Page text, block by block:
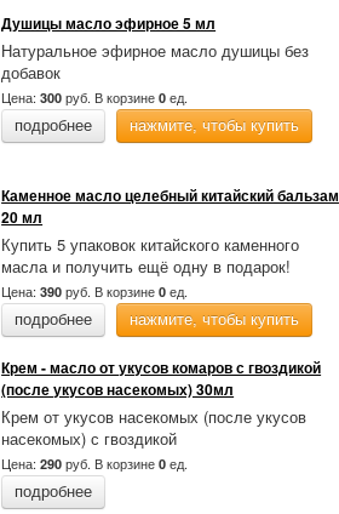
Душицы масло эфирное 5 мл
Натуральное эфирное масло душицы без
добавок
Цена:300 руб. В корзине0 ед.
подробнее нажмите, чтобы купить
Каменное масло целебный китайский бальзам
20 мл
Купить 5 упаковок китайского каменного
масла и получить ещё одну в подарок!
Цена:390 руб. В корзине0 ед.
подробнее нажмите, чтобы купить
Крем - масло от укусов комаров с гвоздикой
(после укусов насекомых) 30мл
Крем от укусов насекомых (после укусов
насекомых) с гвоздикой
Цена:290 руб. В корзине0 ед.
подробнее